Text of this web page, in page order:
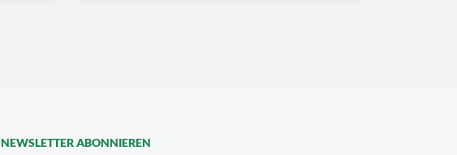
NEWSLETTER ABONNIEREN